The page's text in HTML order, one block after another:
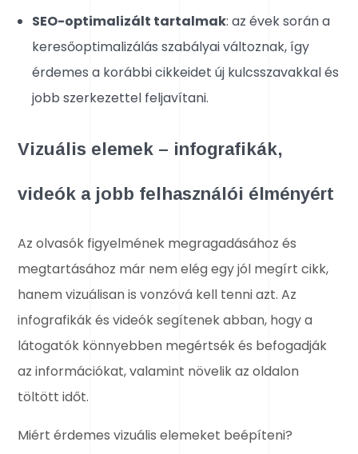
SEO-optimalizált tartalmak: az évek során a
keresőoptimalizálás szabályai változnak, így
érdemes a korábbi cikkeidet új kulcsszavakkal és
jobb szerkezettel feljavítani.
Vizuális elemek – infografikák,
videók a jobb felhasználói élményért
Az olvasók figyelmének megragadásához és
megtartásához már nem elég egy jól megírt cikk,
hanem vizuálisan is vonzóvá kell tenni azt. Az
infografikák és videók segítenek abban, hogy a
látogatók könnyebben megértsék és befogadják
az információkat, valamint növelik az oldalon
töltött időt.
Miért érdemes vizuális elemeket beépíteni?